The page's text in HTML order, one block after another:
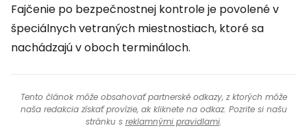
Fajčenie po bezpečnostnej kontrole je povolené v
špeciálnych vetraných miestnostiach, ktoré sa
nachádzajú v oboch termináloch.
Tento článok môže obsahovať partnerské odkazy, z ktorých môže
naša redakcia získať provízie, ak kliknete na odkaz. Pozrite si našu
stránku s reklamnými pravidlami.